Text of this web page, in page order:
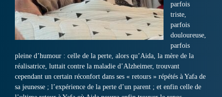
parfois
triste,
parfois
douloureuse,
parfois
pleine d’humour : celle de la perte, alors qu’Aida, la mère de la
réalisatrice, luttait contre la maladie d’Alzheimer, trouvant
cependant un certain réconfort dans ses « retours » répétés à Yafa de
sa jeunesse ; l’expérience de la perte d’un parent ; et enfin celle de